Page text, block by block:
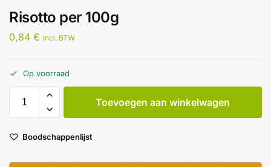
Risotto per 100g
0,84 € Incl. BTW
Op voorraad
Toevoegen aan winkelwagen
Boodschappenlijst